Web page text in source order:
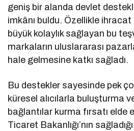
geniş bir alanda devlet
imkânı buldu. Özellikle ihracat
büyük kolaylık sağlayan bu
markaların uluslararası
hale gelmesine katkı sağladı.
Bu destekler sayesinde pek
küresel alıcılarla buluşturma
bağlantılar kurma fırsatı
Ticaret Bakanlığı’nın